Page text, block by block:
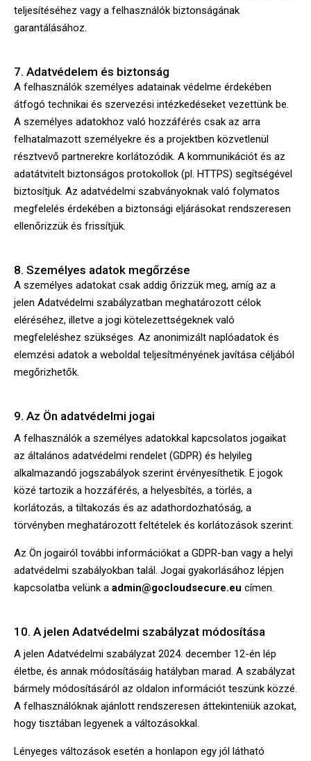
teljesítéséhez vagy a felhasználók biztonságának
garantálásához.
7. Adatvédelem és biztonság
A felhasználók személyes adatainak védelme érdekében
átfogó technikai és szervezési intézkedéseket vezettünk be.
A személyes adatokhoz való hozzáférés csak az arra
felhatalmazott személyekre és a projektben közvetlenül
résztvevő partnerekre korlátozódik. A kommunikációt és az
adatátvitelt biztonságos protokollok (pl. HTTPS) segítségével
biztosítjuk. Az adatvédelmi szabványoknak való folymatos
megfelelés érdekében a biztonsági eljárásokat rendszeresen
ellenőrizzük és frissítjük.
8. Személyes adatok megőrzése
A személyes adatokat csak addig őrizzük meg, amíg az a
jelen Adatvédelmi szabályzatban meghatározott célok
eléréséhez, illetve a jogi kötelezettségeknek való
megfeleléshez szükséges. Az anonimizált naplóadatok és
elemzési adatok a weboldal teljesítményének javítása céljából
megőrizhetők.
9. Az Ön adatvédelmi jogai
A felhasználók a személyes adatokkal kapcsolatos jogaikat
az általános adatvédelmi rendelet (GDPR) és helyileg
alkalmazandó jogszabályok szerint érvényesíthetik. E jogok
közé tartozik a hozzáférés, a helyesbítés, a törlés, a
korlátozás, a tiltakozás és az adathordozhatóság, a
törvényben meghatározott feltételek és korlátozások szerint.
Az Ön jogairól további információkat a GDPR-ban vagy a helyi
adatvédelmi szabályokban talál. Jogai gyakorlásához lépjen
kapcsolatba velünk a admin@gocloudsecure.eu címen.
10. A jelen Adatvédelmi szabályzat módosítása
A jelen Adatvédelmi szabályzat 2024. december 12-én lép
életbe, és annak módosításáig hatályban marad. A szabályzat
bármely módosításáról az oldalon információt teszünk közzé.
A felhasználóknak ajánlott rendszeresen áttekinteniük azokat,
hogy tisztában legyenek a változásokkal.
Lényeges változások esetén a honlapon egy jól látható